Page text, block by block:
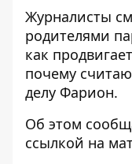
Журналисты
родителями
как
почему
делу Фарион.
Об этом
ссылкой на